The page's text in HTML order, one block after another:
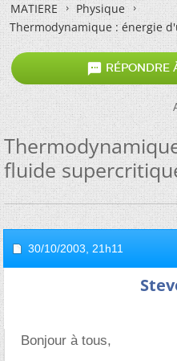
MATIERE
Physique
Thermodynamique : énergie
 RÉPONDRE
fluide
30/10/2003, 21h11
Bonjour à tous,